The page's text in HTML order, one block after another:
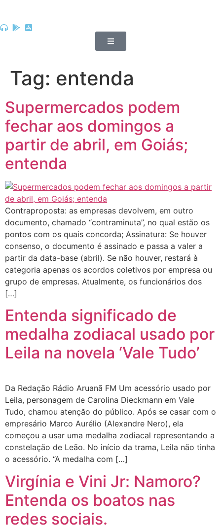
Tag: entenda
Supermercados podem
fechar aos domingos a
partir de abril, em Goiás;
entenda
Contraproposta: as empresas devolvem, em outro
documento, chamado “contraminuta”, no qual estão os
pontos com os quais concorda; Assinatura: Se houver
consenso, o documento é assinado e passa a valer a
partir da data-base (abril). Se não houver, restará à
categoria apenas os acordos coletivos por empresa ou
grupo de empresas. Atualmente, os funcionários dos
[…]
Entenda significado de
medalha zodiacal usado por
Leila na novela ‘Vale Tudo’
Da Redação Rádio Aruanã FM Um acessório usado por
Leila, personagem de Carolina Dieckmann em Vale
Tudo, chamou atenção do público. Após se casar com o
empresário Marco Aurélio (Alexandre Nero), ela
começou a usar uma medalha zodiacal representando a
constelação de Leão. No início da trama, Leila não tinha
o acessório. “A medalha com […]
Virgínia e Vini Jr: Namoro?
Entenda os boatos nas
redes sociais.